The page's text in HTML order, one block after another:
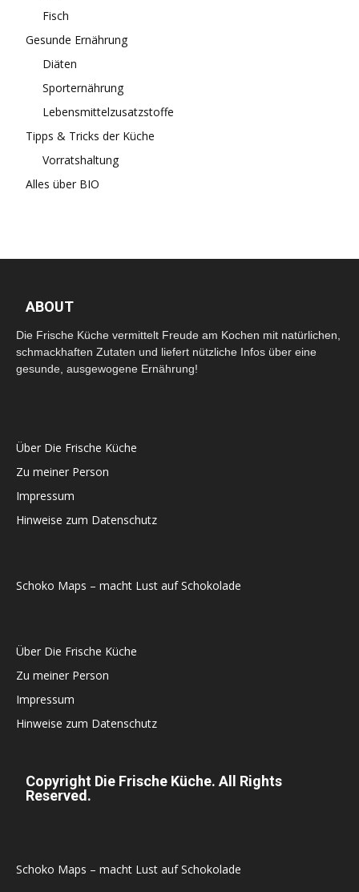
Fisch
Gesunde Ernährung
Diäten
Sporternährung
Lebensmittelzusatzstoffe
Tipps & Tricks der Küche
Vorratshaltung
Alles über BIO
ABOUT
Die Frische Küche vermittelt Freude am Kochen mit natürlichen,
schmackhaften Zutaten und liefert nützliche Infos über eine
gesunde, ausgewogene Ernährung!
Über Die Frische Küche
Zu meiner Person
Impressum
Hinweise zum Datenschutz
Schoko Maps – macht Lust auf Schokolade
Über Die Frische Küche
Zu meiner Person
Impressum
Hinweise zum Datenschutz
Copyright Die Frische Küche. All Rights
Reserved.
Schoko Maps – macht Lust auf Schokolade